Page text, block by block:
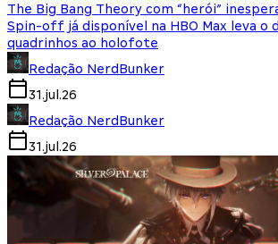
The Big Bang Theory com “herói”
Spin-off já disponível na HBO Max leva o
quadrinhos ao holofote
Redação NerdBunker
31.jul.26
Redação NerdBunker
31.jul.26